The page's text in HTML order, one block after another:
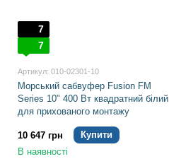
7
7
Артикул: 010-02301-10
Морський сабвуфер Fusion FM
Series 10" 400 Вт квадратний білий
для прихованого монтажу
10 647 грн
Купити
В наявності